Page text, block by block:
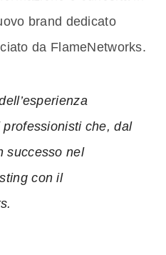
brand dedicato
da FlameNetworks.
che, dal
successo nel
con il